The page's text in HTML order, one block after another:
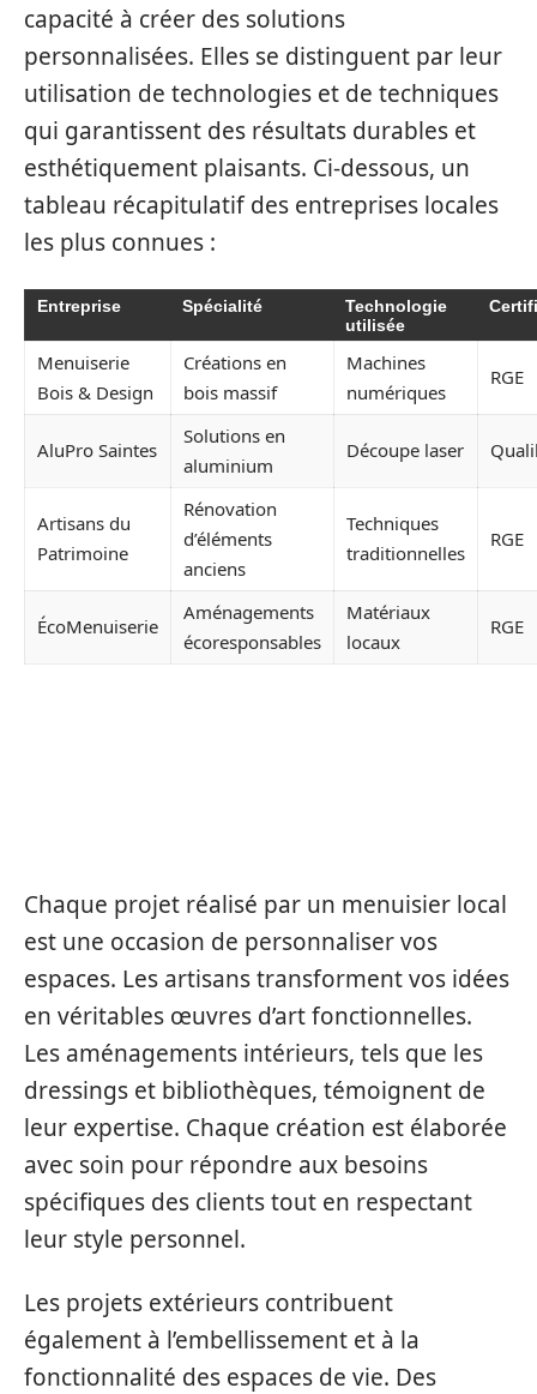
capacité à créer des solutions
personnalisées. Elles se distinguent par leur
utilisation de technologies et de techniques
qui garantissent des résultats durables et
esthétiquement plaisants. Ci-dessous, un
tableau récapitulatif des entreprises locales
les plus connues :
Entreprise Spécialité
Technologie
utilisée
Menuiserie
Bois & Design
Créations en
bois massif
Machines
numériques
RGE
AluPro Saintes
Solutions en
aluminium
Découpe laser
Artisans du
Patrimoine
Rénovation
d’éléments
anciens
Techniques
traditionnelles
RGE
ÉcoMenuiserie
Aménagements
écoresponsables
Matériaux
locaux
RGE
Chaque projet réalisé par un menuisier local
est une occasion de personnaliser vos
espaces. Les artisans transforment vos idées
en véritables œuvres d’art fonctionnelles.
Les aménagements intérieurs, tels que les
dressings et bibliothèques, témoignent de
leur expertise. Chaque création est élaborée
avec soin pour répondre aux besoins
spécifiques des clients tout en respectant
leur style personnel.
Les projets extérieurs contribuent
également à l’embellissement et à la
fonctionnalité des espaces de vie. Des